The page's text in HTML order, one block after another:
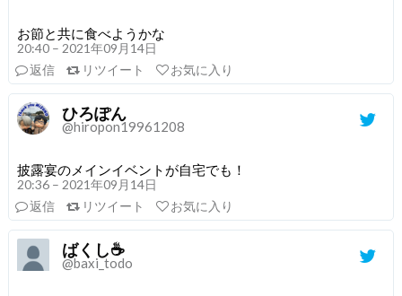
お節と共に食べようかな
20:40 – 2021年09月14日
返信
リツイート お気に入り
ひろぽん
@hiropon19961208
披露宴のメインイベントが自宅でも！
20:36 – 2021年09月14日
返信
リツイート お気に入り
ばくし☕
@baxi_todo